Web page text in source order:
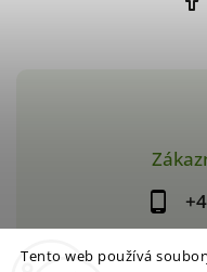
Tento web používá